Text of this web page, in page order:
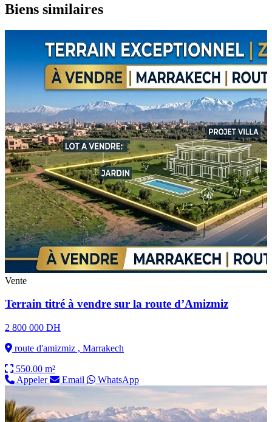
Biens similaires
Vente
Terrain titré à vendre sur la route d’Amizmiz
2 800 000 DH
route d'amizmiz , Marrakech
550.00 m²
Appeler
Email WhatsApp